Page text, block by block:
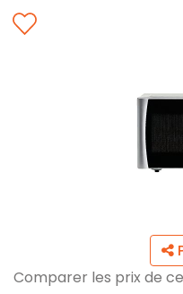
Comparer les prix de